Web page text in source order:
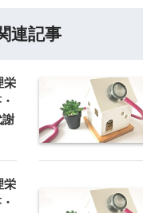
連記事
栄
謝
栄